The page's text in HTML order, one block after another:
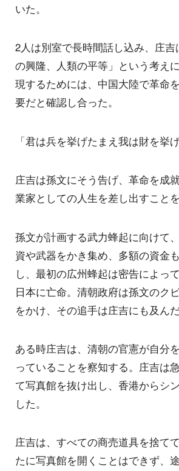
いた。
2人は別室で長時間話し込み、庄
の興隆、人類の平等」という考え
現するためには、中国大陸で革命
要だと確認し合った。
「君は兵を挙げたまえ我は財を挙
庄吉は孫文にそう告げ、革命を成
業家としての人生を差し出すこと
孫文が計画する武力蜂起に向けて
資や武器をかき集め、多額の資金
し、最初の広州蜂起は密告によっ
日本に亡命。清朝政府は孫文のク
をかけ、その追手は庄吉にも及んだ
ある時庄吉は、清朝の官憲が自分
っていることを察知する。庄吉は
て写真館を抜け出し、香港からシ
した。
庄吉は、すべての商売道具を捨て
たに写真館を開くことはできず、